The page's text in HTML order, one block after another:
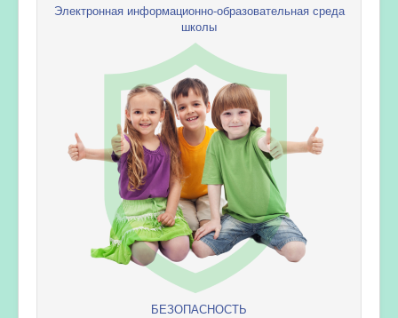
Электронная информационно-образовательная среда
школы
БЕЗОПАСНОСТЬ